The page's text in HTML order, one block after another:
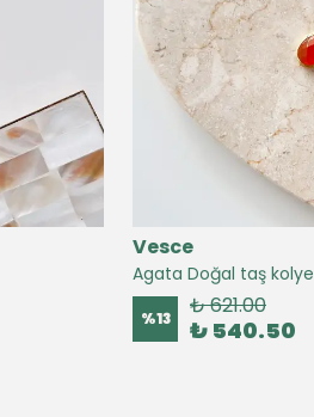
Vesce
Agata Doğal taş kolye
%13 ₺ 621.00
₺ 540.50